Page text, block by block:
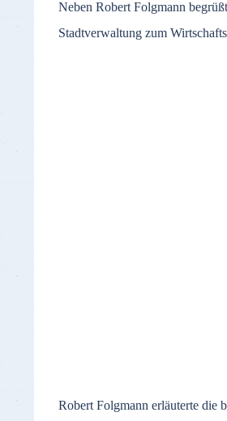
Neben Robert Folgmann
Stadtverwaltung zum
Robert Folgmann erläuterte die